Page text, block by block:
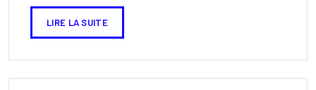
LIRE LA SUITE